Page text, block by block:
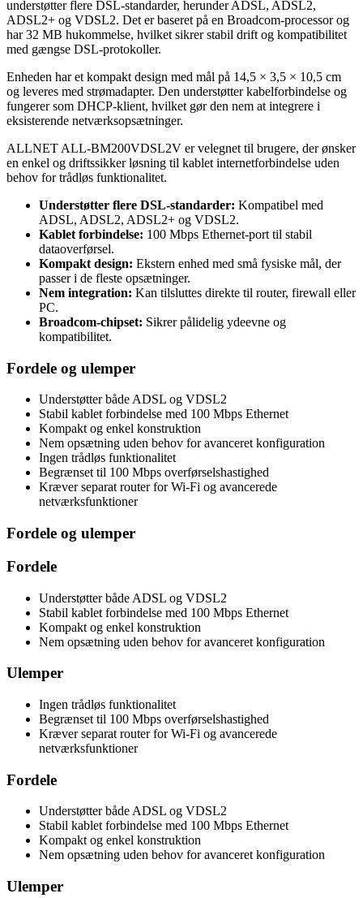
understøtter flere DSL-standarder, herunder ADSL, ADSL2,
ADSL2+ og VDSL2. Det er baseret på en Broadcom-processor og
har 32 MB hukommelse, hvilket sikrer stabil drift og kompatibilitet
med gængse DSL-protokoller.
Enheden har et kompakt design med mål på 14,5 × 3,5 × 10,5 cm
og leveres med strømadapter. Den understøtter kabelforbindelse og
fungerer som DHCP-klient, hvilket gør den nem at integrere i
eksisterende netværksopsætninger.
ALLNET ALL-BM200VDSL2V er velegnet til brugere, der ønsker
en enkel og driftssikker løsning til kablet internetforbindelse uden
behov for trådløs funktionalitet.
Understøtter flere DSL-standarder: Kompatibel med
ADSL, ADSL2, ADSL2+ og VDSL2.
Kablet forbindelse: 100 Mbps Ethernet-port til stabil
dataoverførsel.
Kompakt design: Ekstern enhed med små fysiske mål, der
passer i de fleste opsætninger.
Nem integration: Kan tilsluttes direkte til router, firewall eller
PC.
Broadcom-chipset: Sikrer pålidelig ydeevne og
kompatibilitet.
Fordele og ulemper
Understøtter både ADSL og VDSL2
Stabil kablet forbindelse med 100 Mbps Ethernet
Kompakt og enkel konstruktion
Nem opsætning uden behov for avanceret konfiguration
Ingen trådløs funktionalitet
Begrænset til 100 Mbps overførselshastighed
Kræver separat router for Wi-Fi og avancerede
netværksfunktioner
Fordele og ulemper
Fordele
Understøtter både ADSL og VDSL2
Stabil kablet forbindelse med 100 Mbps Ethernet
Kompakt og enkel konstruktion
Nem opsætning uden behov for avanceret konfiguration
Ulemper
Ingen trådløs funktionalitet
Begrænset til 100 Mbps overførselshastighed
Kræver separat router for Wi-Fi og avancerede
netværksfunktioner
Fordele
Understøtter både ADSL og VDSL2
Stabil kablet forbindelse med 100 Mbps Ethernet
Kompakt og enkel konstruktion
Nem opsætning uden behov for avanceret konfiguration
Ulemper